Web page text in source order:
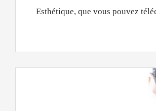
Esthétique, que vous pouvez